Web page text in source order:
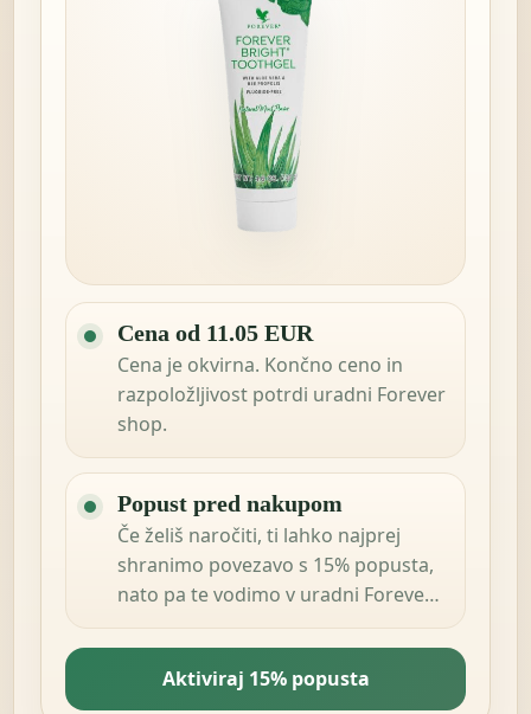
Cena od 11.05 EUR
Cena je okvirna. Končno ceno in
razpoložljivost potrdi uradni Forever
shop.
Popust pred nakupom
Če želiš naročiti, ti lahko najprej
shranimo povezavo s 15% popusta,
nato pa te vodimo v uradni Forever
Living Products shop v tvoji državi.
Aktiviraj 15% popusta